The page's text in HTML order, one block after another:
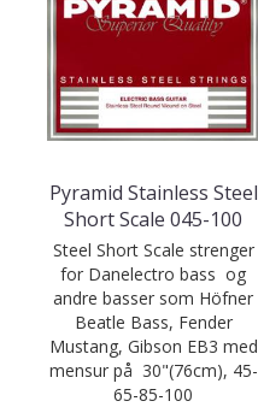
Pyramid Stainless Steel
Short Scale 045-100
Steel Short Scale strenger
for Danelectro bass og
andre basser som Höfner
Beatle Bass, Fender
Mustang, Gibson EB3 med
mensur på 30"(76cm), 45-
65-85-100